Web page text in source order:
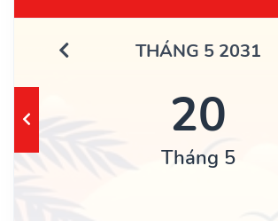
THÁNG 5 2031
20
Tháng 5